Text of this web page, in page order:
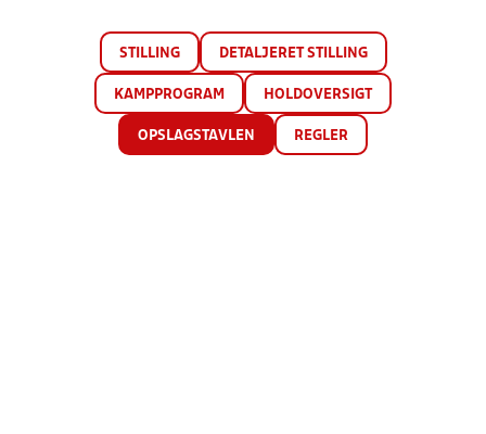
STILLING DETALJERET STILLING
KAMPPROGRAM HOLDOVERSIGT
OPSLAGSTAVLEN REGLER